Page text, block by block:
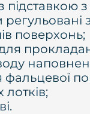
підставкою
регульовані
поверхонь;